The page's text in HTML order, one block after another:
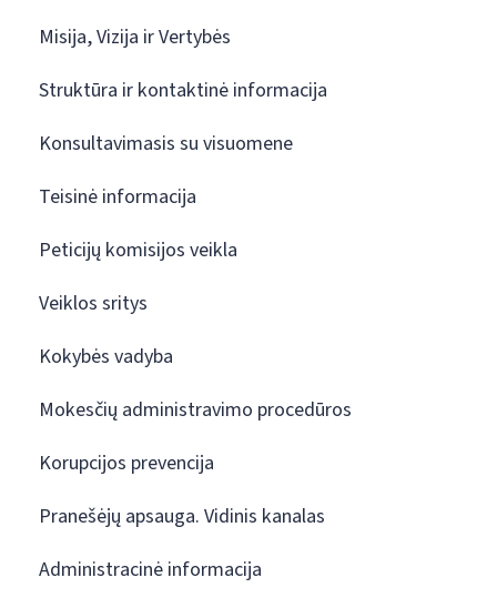
Misija, Vizija ir Vertybės
Struktūra ir kontaktinė informacija
Konsultavimasis su visuomene
Teisinė informacija
Peticijų komisijos veikla
Veiklos sritys
Kokybės vadyba
Mokesčių administravimo procedūros
Korupcijos prevencija
Pranešėjų apsauga. Vidinis kanalas
Administracinė informacija